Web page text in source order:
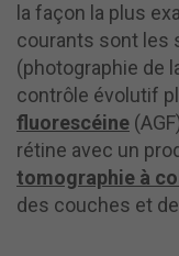
la façon la plus
courants sont les
(photographie de
contrôle évolutif
fluorescéine
rétine avec un
tomographie à
des couches et